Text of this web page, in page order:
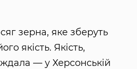
зерна, яке зберуть
якість. Якість,
— у Херсонській